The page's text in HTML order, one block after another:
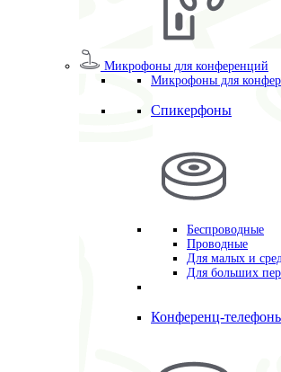
Микрофоны для конференций
Микрофоны для
Спикерфоны
Беспроводные
Проводные
Для малых и
Для больших
Конференц-